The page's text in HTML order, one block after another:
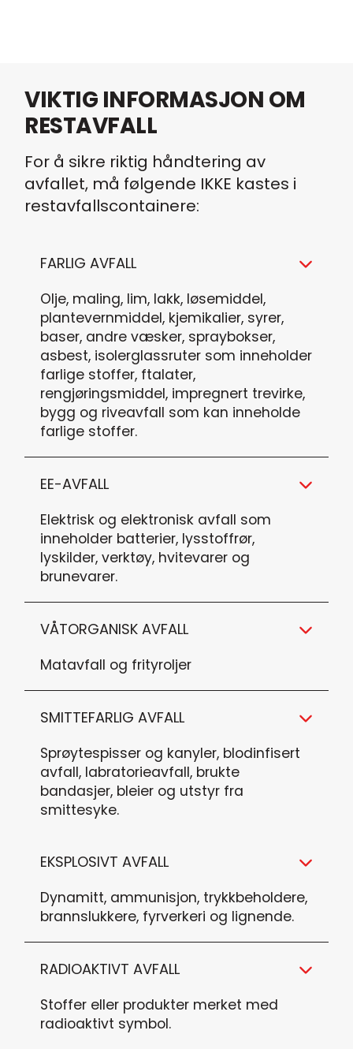
VIKTIG INFORMASJON OM
RESTAVFALL
For å sikre riktig håndtering av
avfallet, må følgende IKKE kastes i
restavfallscontainere:
FARLIG AVFALL
Olje, maling, lim, lakk, løsemiddel,
plantevernmiddel, kjemikalier, syrer,
baser, andre væsker, spraybokser,
asbest, isolerglassruter som inneholder
farlige stoffer, ftalater,
rengjøringsmiddel, impregnert trevirke,
bygg og riveavfall som kan inneholde
farlige stoffer.
EE-AVFALL
Elektrisk og elektronisk avfall som
inneholder batterier, lysstoffrør,
lyskilder, verktøy, hvitevarer og
brunevarer.
VÅTORGANISK AVFALL
Matavfall og frityroljer
SMITTEFARLIG AVFALL
Sprøytespisser og kanyler, blodinfisert
avfall, labratorieavfall, brukte
bandasjer, bleier og utstyr fra
smittesyke.
EKSPLOSIVT AVFALL
Dynamitt, ammunisjon, trykkbeholdere,
brannslukkere, fyrverkeri og lignende.
RADIOAKTIVT AVFALL
Stoffer eller produkter merket med
radioaktivt symbol.